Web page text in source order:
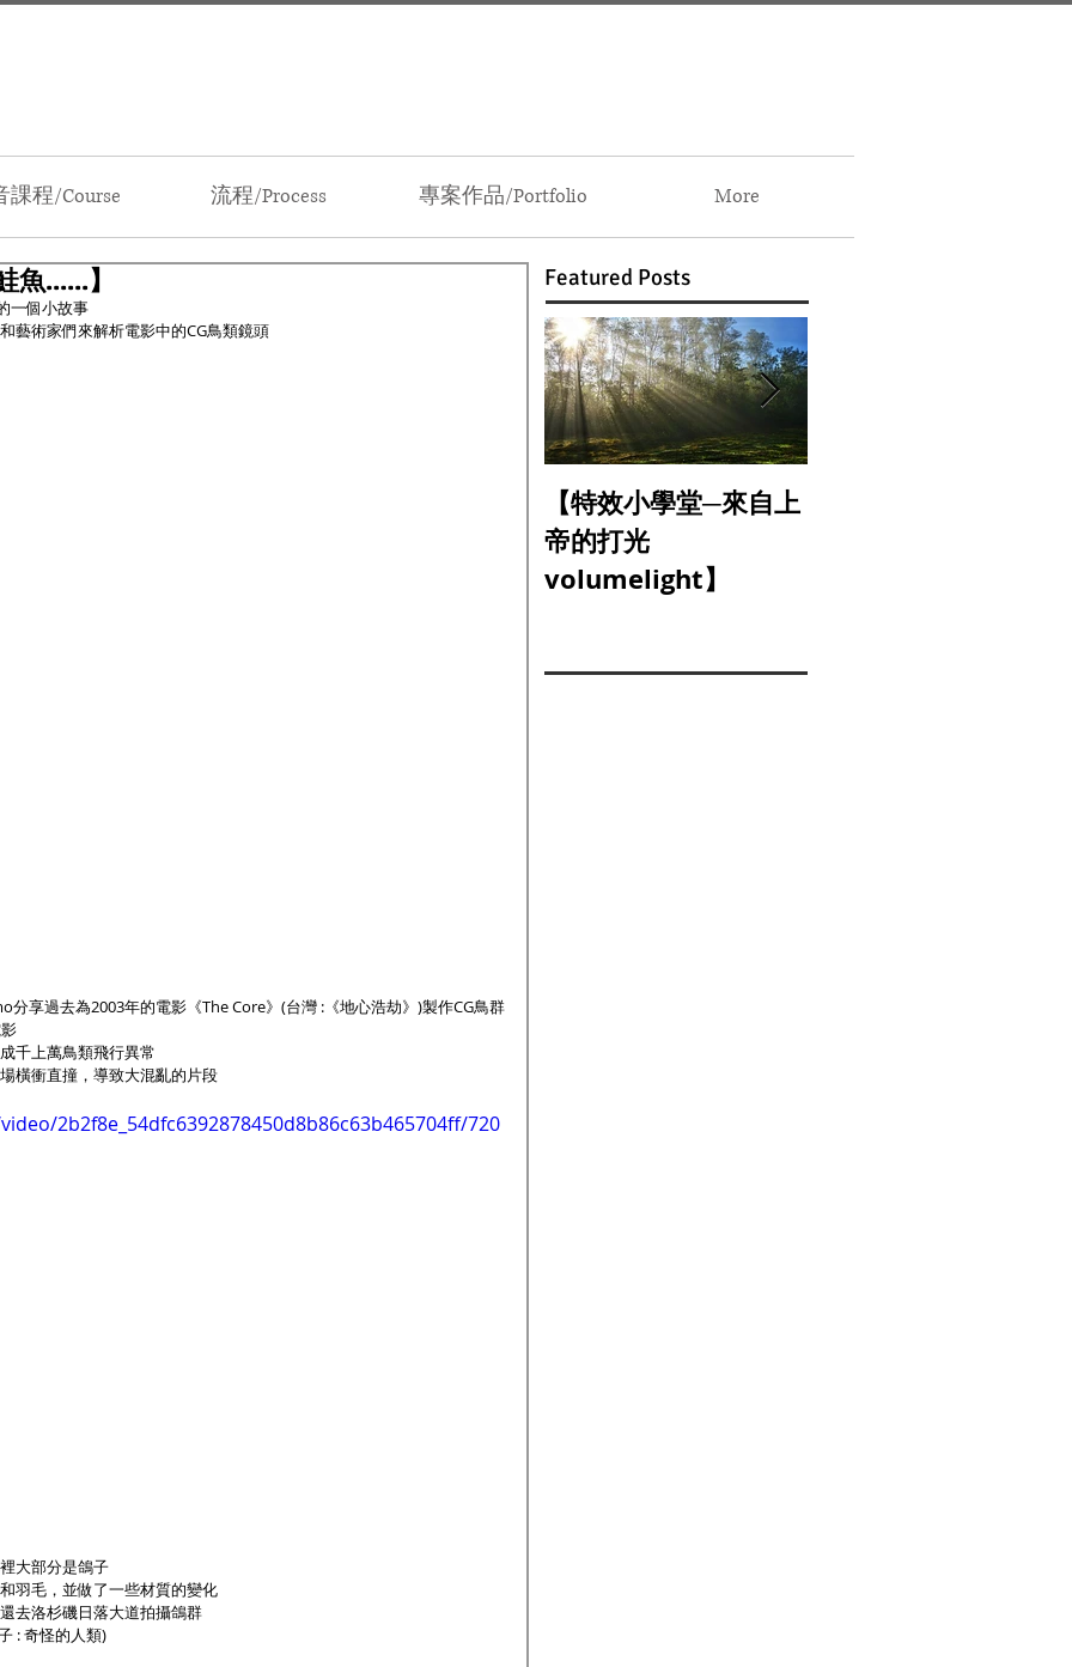
課程/Course 流程/Process 專案作品/Portfolio More
魚......】
一個小故事
藝術家們來解析電影中的CG鳥類鏡頭
分享過去為2003年的電影《The Core》(台灣 :《地心浩劫》)製作CG鳥群
千上萬鳥類飛行異常
橫衝直撞，導致大混亂的片段
2b2f8e_54dfc6392878450d8b86c63b465704ff/720
大部分是鴿子
羽毛，並做了一些材質的變化
去洛杉磯日落大道拍攝鴿群
: 奇怪的人類)
Featured Posts
【特效小學堂─來自上
帝的打光
volumelight】